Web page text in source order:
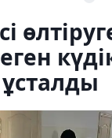
ұсталды